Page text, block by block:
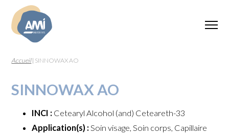
Accueil| SINNOWAX AO
SINNOWAX AO
INCI : Cetearyl Alcohol (and) Ceteareth-33
Application(s) : Soin visage, Soin corps, Capillaire